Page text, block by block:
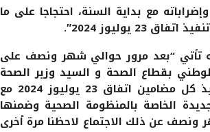
مع بداية السنة، احتجاجا على ما
2024″.
تأتي “بعد مرور حوالي شهر ونصف على
بين التنسيق النقابي الوطني بقطاع الصحة و السيد وزير الصحة
والحماية الاجتماعية، حيث تم الاتفاق على تسريع عملية تنفيذ كل مضامين اتفاق 23 يوليوز 2024 مع
الخاصة بالمنظومة الصحية وضمنها
عن ذلك الاجتماع لاحظنا مرة أخرى